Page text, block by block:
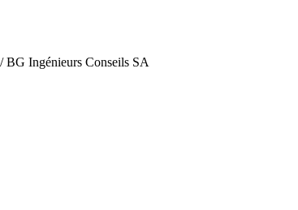
/BG Ingénieurs Conseils SA